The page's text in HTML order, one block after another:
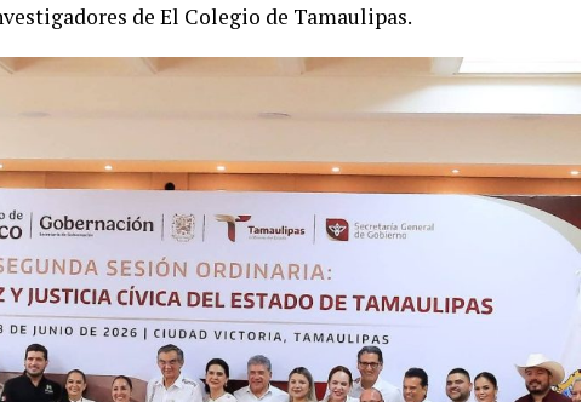
de El Colegio de Tamaulipas.